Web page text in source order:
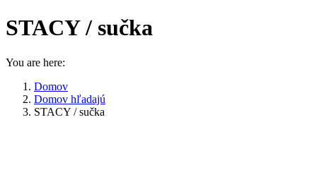
STACY / sučka
You are here:
Domov
Domov hľadajú
STACY / sučka